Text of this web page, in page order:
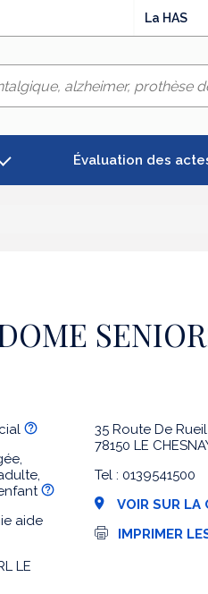
La HAS
Évaluation des
aide
LE
35 Route De Rueil
78150 LE
Tel : 0139541500
VOIR SUR LA
I
IMPRIMER